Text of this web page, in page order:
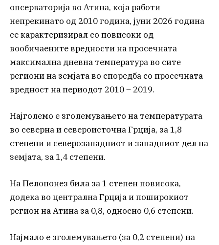
опсерваторија во Атина, која работи
непрекинато од 2010 година, јуни 2026 година
се карактеризирал со повисоки од
вообичаените вредности на просечната
максимална дневна температура во сите
региони на земјата во споредба со просечната
вредност на периодот 2010 – 2019.
Најголемо е зголемувањето на температурата
во северна и североисточна Грција, за 1,8
степени и северозападниот и западниот дел на
земјата, за 1,4 степени.
На Пелопонез била за 1 степен повисока,
додека во централна Грција и поширокиот
регион на Атина за 0,8, односно 0,6 степени.
Најмало е зголемувањето (за 0,2 степени) на